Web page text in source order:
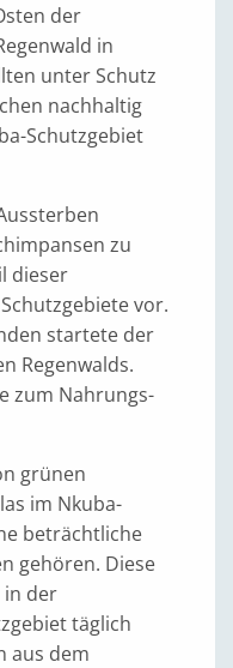
der
in
unter Schutz
nachhaltig
Schutzgebiet
zu
dieser
vor.
startete der
Regenwalds.
zum Nahrungs-
grünen
im Nkuba-
beträchtliche
gehören. Diese
in der
täglich
aus dem